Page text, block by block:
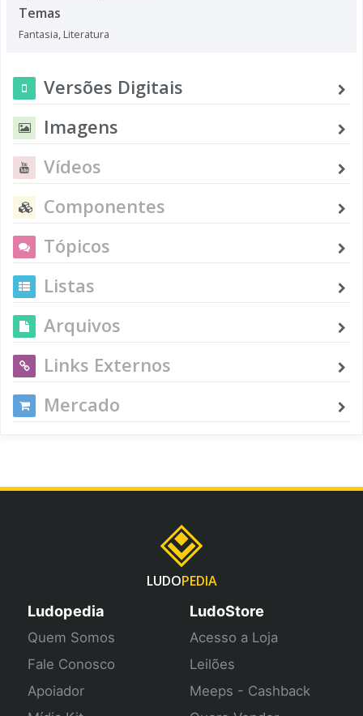
Temas
Fantasia, Literatura
Versões Digitais
Imagens
Vídeos
Componentes
Tópicos
Listas
Arquivos
Links Externos
Mercado
LUDOPEDIA
Ludopedia
Quem Somos
Fale Conosco
Apoiador
LudoStore
Acesso a Loja
Leilões
Meeps - Cashback